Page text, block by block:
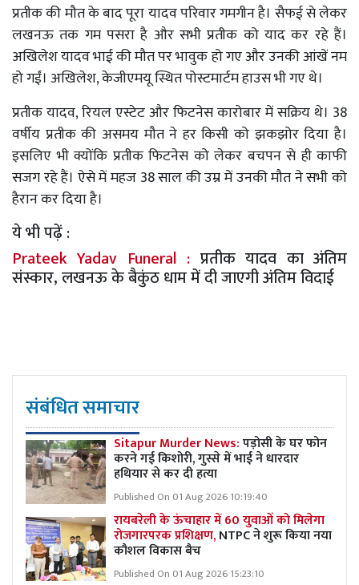
प्रतीक की मौत के बाद पूरा यादव परिवार गमगीन है। सैफई से लेकर
लखनऊ तक गम पसरा है और सभी प्रतीक को याद कर रहे हैं।
अखिलेश यादव भाई की मौत पर भावुक हो गए और उनकी आंखें नम
हो गईं। अखिलेश, केजीएमयू स्थित पोस्टमार्टम हाउस भी गए थे।
प्रतीक यादव, रियल एस्टेट और फिटनेस कारोबार में सक्रिय थे। 38
वर्षीय प्रतीक की असमय मौत ने हर किसी को झकझोर दिया है।
इसलिए भी क्योंकि प्रतीक फिटनेस को लेकर बचपन से ही काफी
सजग रहे हैं। ऐसे में महज 38 साल की उम्र में उनकी मौत ने सभी को
हैरान कर दिया है।
ये भी पढ़ें :
Prateek Yadav Funeral : प्रतीक यादव का अंतिम
संस्कार, लखनऊ के बैकुंठ धाम में दी जाएगी अंतिम विदाई
संबंधित समाचार
Sitapur Murder News:पड़ोसी के घर फोन
करने गई किशोरी, गुस्से में भाई ने धारदार
हथियार से कर दी हत्या
Published On 01 Aug 2026 10:19:40
रायबरेली के ऊंचाहार में 60 युवाओं को मिलेगा
रोजगारपरक प्रशिक्षण,NTPC ने शुरू किया नया
कौशल विकास बैच
Published On 01 Aug 2026 15:23:10